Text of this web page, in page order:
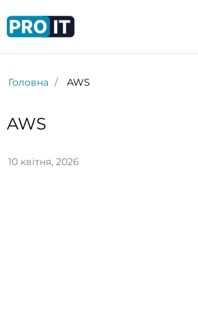
Головна AWS
AWS
10 квітня, 2026